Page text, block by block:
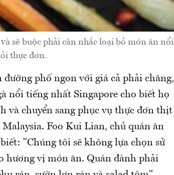
sẽ buộc phải cân nhắc loại bỏ món ăn nổi
thực đơn.
phố ngon với giá cả phải chăng,
nổi tiếng nhất Singapore cho biết họ
và chuyển sang phục vụ thực đơn thịt
Foo Kui Lian, chủ quán ăn
"Chúng tôi sẽ không lựa chọn sử
hương vị món ăn. Quán đành phải